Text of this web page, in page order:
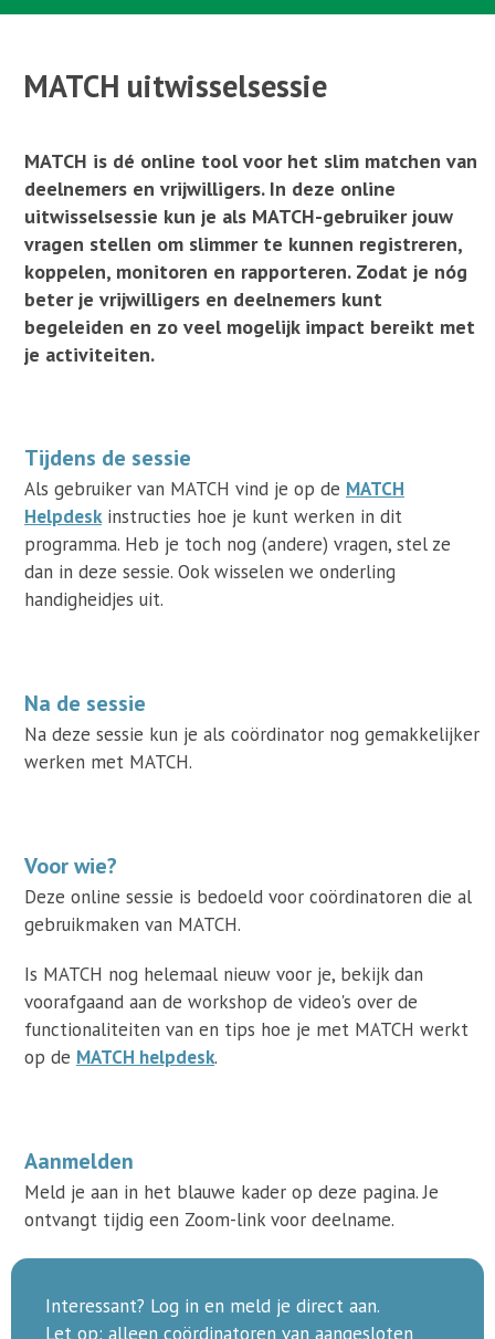
MATCH uitwisselsessie
MATCH is dé online tool voor het slim matchen van
deelnemers en vrijwilligers. In deze online
uitwisselsessie kun je als MATCH-gebruiker jouw
vragen stellen om slimmer te kunnen registreren,
koppelen, monitoren en rapporteren. Zodat je nóg
beter je vrijwilligers en deelnemers kunt
begeleiden en zo veel mogelijk impact bereikt met
je activiteiten.
Tijdens de sessie
Als gebruiker van MATCH vind je op de MATCH
Helpdeskinstructies hoe je kunt werken in dit
programma. Heb je toch nog (andere) vragen, stel ze
dan in deze sessie. Ook wisselen we onderling
handigheidjes uit.
Na de sessie
Na deze sessie kun je als coördinator nog gemakkelijker
werken met MATCH.
Voor wie?
Deze online sessie is bedoeld voor coördinatoren die al
gebruikmaken van MATCH.
Is MATCH nog helemaal nieuw voor je, bekijk dan
voorafgaand aan de workshop de video's over de
functionaliteiten van en tips hoe je met MATCH werkt
op de MATCH helpdesk.
Aanmelden
Meld je aan in het blauwe kader op deze pagina. Je
ontvangt tijdig een Zoom-link voor deelname.
Interessant? Log in en meld je direct aan.
Let op: alleen coördinatoren van aangesloten